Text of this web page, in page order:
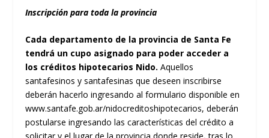
Inscripción para toda la provincia
Cada departamento de la provincia de Santa Fe
tendrá un cupo asignado para poder acceder a
los créditos hipotecarios Nido. Aquellos
santafesinos y santafesinas que deseen inscribirse
deberán hacerlo ingresando al formulario disponible en
www.santafe.gob.ar/nidocreditoshipotecarios, deberán
postularse ingresando las características del crédito a